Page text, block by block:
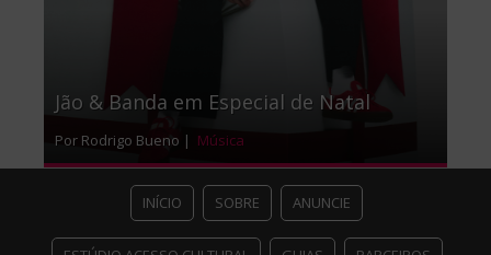
Jão & Banda em Especial de Natal
Por Rodrigo Bueno | Música
INÍCIO SOBRE ANUNCIE